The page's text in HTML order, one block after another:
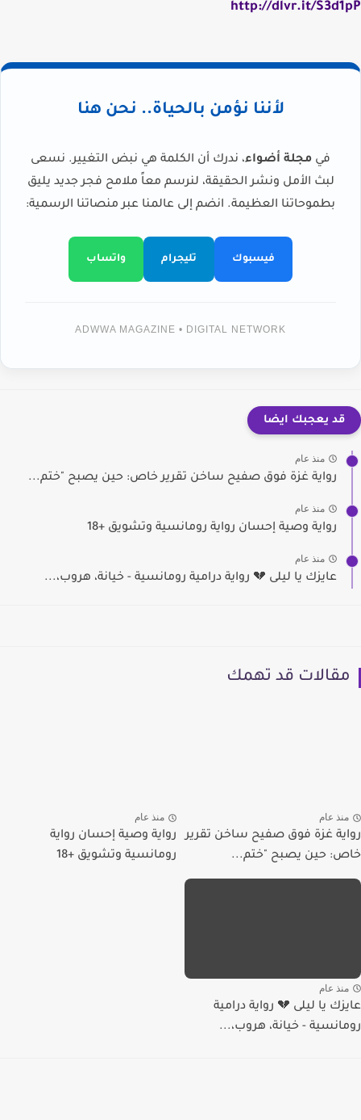
http://dlvr.it/S3d1pP
لأننا نؤمن بالحياة.. نحن هنا
في مجلة أضواء، ندرك أن الكلمة هي نبض التغيير. نسعى
لبث الأمل ونشر الحقيقة، لنرسم معاً ملامح فجر جديد يليق
بطموحاتنا العظيمة. انضم إلى عالمنا عبر منصاتنا الرسمية:
فيسبوك تليجرام واتساب
ADWWA MAGAZINE • DIGITAL NETWORK
قد يعجبك ايضا
منذ عام
رواية غزة فوق صفيح ساخن تقرير خاص: حين يصبح "ختم...
منذ عام
رواية وصية إحسان رواية رومانسية وتشويق +18
منذ عام
عايزك يا ليلى 💔 رواية درامية رومانسية - خيانة، هروب،...
مقالات قد تهمك
منذ عام
رواية غزة فوق صفيح ساخن تقرير
خاص: حين يصبح "ختم...
منذ عام
رواية وصية إحسان رواية
رومانسية وتشويق +18
منذ عام
عايزك يا ليلى 💔 رواية درامية
رومانسية - خيانة، هروب،...